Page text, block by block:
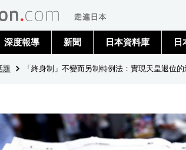
深度報導 新聞 日本資料庫 日
題 「終身制」不變而另制特例法：實現天皇退位的